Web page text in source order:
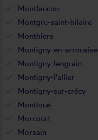
Montfaucon
Montgru-saint-hilaire
Monthiers
Montigny-en-arrouaise
Montigny-lengrain
Montigny-l'allier
Montigny-sur-crécy
Montloué
Morcourt
Morsain